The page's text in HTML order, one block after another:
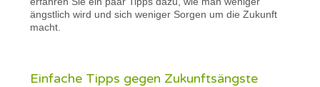
ängstlich wird und sich weniger Sorgen um die Zukunft
macht.
Einfache Tipps gegen Zukunftsängste